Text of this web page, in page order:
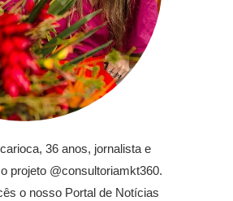
36 anos, jornalista e
projeto @consultoriamkt360.
o nosso Portal de Notícias